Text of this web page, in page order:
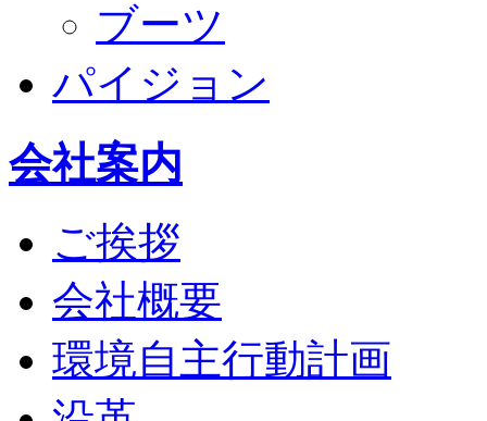
ブーツ
パイジョン
会社案内
ご挨拶
会社概要
環境自主行動計画